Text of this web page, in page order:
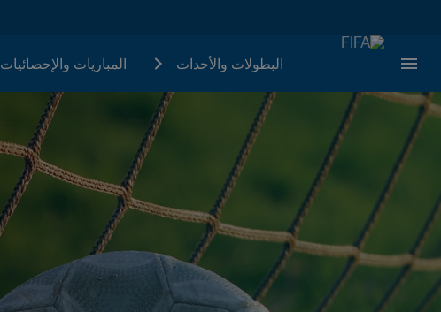
البطولات والأحدات المباريات والإحصائيات